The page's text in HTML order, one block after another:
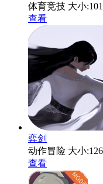
体育竞技 大小
查看
弈剑
动作冒险 大小
查看